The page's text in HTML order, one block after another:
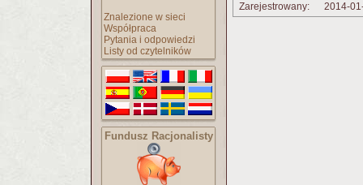
Znalezione w sieci
Współpraca
Pytania i odpowiedzi
Listy od czytelników
Fundusz Racjonalisty
Zarejestrowany: 2014-